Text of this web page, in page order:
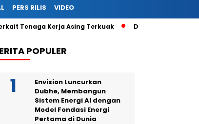
PERS RILIS VIDEO
Asing Terkuak Drama di Balik Sidang Sekjen PDI
POPULER
Envision Luncurkan
Dubhe, Membangun
Sistem Energi AI dengan
Model Fondasi Energi
Pertama di Dunia